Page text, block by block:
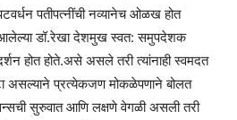
पतीपत्नींची नव्यानेच ओळख होत
आलेल्या डॉ.रेखा देशमुख स्वत: समुपदेशक
होत होते.असे असले तरी त्यांनाही स्वमदत
असल्याने प्रत्येकजण मोकळेपणाने बोलत
सुरुवात आणि लक्षणे वेगळी असली तरी